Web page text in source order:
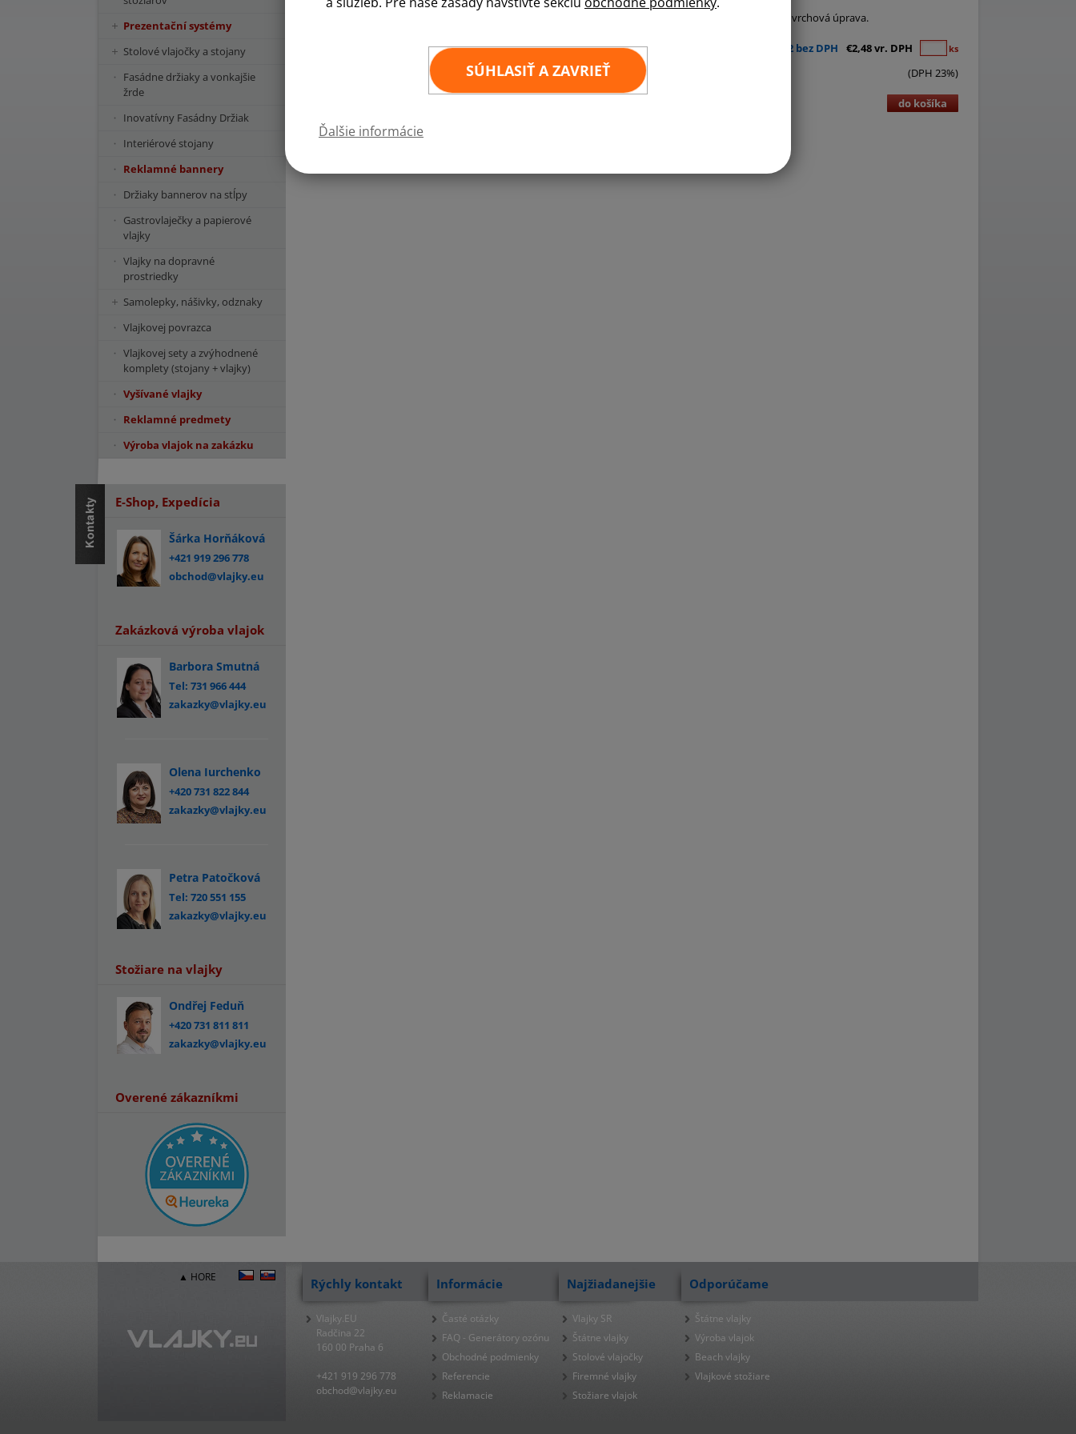
SÚHLASIŤ A ZAVRIEŤ
Ďalšie informácie
Kvalitná samolepka štátnej vlajky v rozmere 6x4 cm. Odolná povrchová úprava.
6×4 cm €2,02 bez DPH €2,48 vr. DPH ks
(DPH 23%)
do košíka
Prezentační systémy
Stolové vlajočky a stojany
Fasádne držiaky a vonkajšie
žrde
Inovatívny Fasádny Držiak
Interiérové stojany
Reklamné bannery
Držiaky bannerov na stĺpy
Gastrovlaječky a papierové
vlajky
Vlajky na dopravné
prostriedky
Samolepky, nášivky, odznaky
Vlajkovej povrazca
Vlajkovej sety a zvýhodnené
komplety (stojany + vlajky)
Vyšívané vlajky
Reklamné predmety
Výroba vlajok na zakázku
E-Shop, Expedícia
Šárka Horňáková
+421 919 296 778
obchod@vlajky.eu
Zakázková výroba vlajok
Barbora Smutná
Tel: 731 966 444
zakazky@vlajky.eu
Olena Iurchenko
+420 731 822 844
zakazky@vlajky.eu
Petra Patočková
Tel: 720 551 155
zakazky@vlajky.eu
Stožiare na vlajky
Ondřej Feduň
+420 731 811 811
zakazky@vlajky.eu
Overené zákazníkmi
▲ HORE Rýchly kontakt
Vlajky.EU
Radčina 22
160 00 Praha 6
+421 919 296 778
obchod@vlajky.eu
Informácie
Časté otázky
FAQ - Generátory ozónu
Obchodné podmienky
Referencie
Reklamacie
Najžiadanejšie
Vlajky SR
Štátne vlajky
Stolové vlajočky
Firemné vlajky
Stožiare vlajok
Odporúčame
Štátne vlajky
Výroba vlajok
Beach vlajky
Vlajkové stožiare